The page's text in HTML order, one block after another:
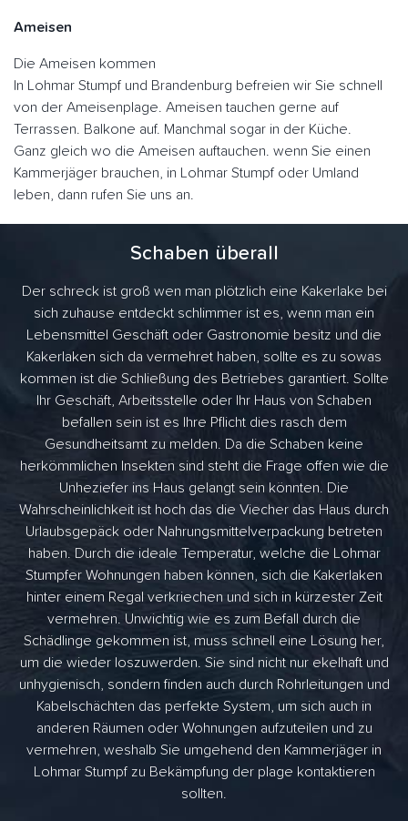
Ameisen
Die Ameisen kommen
In Lohmar Stumpf und Brandenburg befreien wir Sie schnell
von der Ameisenplage. Ameisen tauchen gerne auf
Terrassen. Balkone auf. Manchmal sogar in der Küche.
Ganz gleich wo die Ameisen auftauchen. wenn Sie einen
Kammerjäger brauchen, in Lohmar Stumpf oder Umland
leben, dann rufen Sie uns an.
Schaben überall
Der schreck ist groß wen man plötzlich eine Kakerlake bei
sich zuhause entdeckt schlimmer ist es, wenn man ein
Lebensmittel Geschäft oder Gastronomie besitz und die
Kakerlaken sich da vermehret haben, sollte es zu sowas
kommen ist die Schließung des Betriebes garantiert. Sollte
Ihr Geschäft, Arbeitsstelle oder Ihr Haus von Schaben
befallen sein ist es Ihre Pflicht dies rasch dem
Gesundheitsamt zu melden. Da die Schaben keine
herkömmlichen Insekten sind steht die Frage offen wie die
Unheziefer ins Haus gelangt sein könnten. Die
Wahrscheinlichkeit ist hoch das die Viecher das Haus durch
Urlaubsgepäck oder Nahrungsmittelverpackung betreten
haben. Durch die ideale Temperatur, welche die Lohmar
Stumpfer Wohnungen haben können, sich die Kakerlaken
hinter einem Regal verkriechen und sich in kürzester Zeit
vermehren. Unwichtig wie es zum Befall durch die
Schädlinge gekommen ist, muss schnell eine Lösung her,
um die wieder loszuwerden. Sie sind nicht nur ekelhaft und
unhygienisch, sondern finden auch durch Rohrleitungen und
Kabelschächten das perfekte System, um sich auch in
anderen Räumen oder Wohnungen aufzuteilen und zu
vermehren, weshalb Sie umgehend den Kammerjäger in
Lohmar Stumpf zu Bekämpfung der plage kontaktieren
sollten.